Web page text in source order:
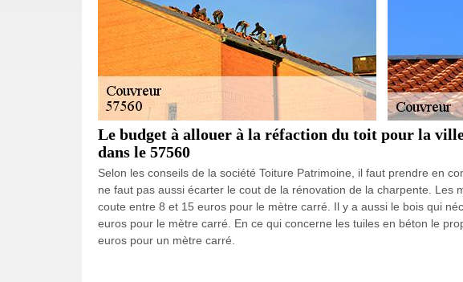
Le budget à allouer à la réfaction du toit pour la
dans le 57560
Selon les conseils de la société Toiture Patrimoine, il faut prendre en
ne faut pas aussi écarter le cout de la rénovation de la charpente. Les
coute entre 8 et 15 euros pour le mètre carré. Il y a aussi le bois qui
euros pour le mètre carré. En ce qui concerne les tuiles en béton le
euros pour un mètre carré.